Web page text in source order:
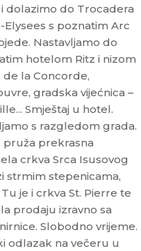
dolazimo do Trocadera
s poznatim Arc
Nastavljamo do
hotelom Ritz i nizom
la Concorde,
gradska vijećnica –
Smještaj u hotel.
s razgledom grada.
prekrasna
crkva Srca Isusovog
strmim stepenicama,
je i crkva St. Pierre te
prodaju izravno sa
Slobodno vrijeme.
odlazak na večeru u